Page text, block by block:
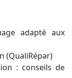
adapté aux
(QualiRépar)
: conseils de